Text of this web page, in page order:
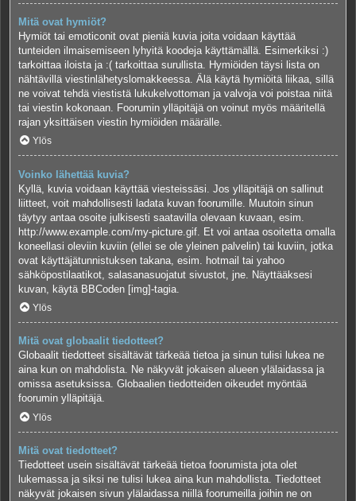
Mitä ovat hymiöt?
Hymiöt tai emoticonit ovat pieniä kuvia joita voidaan käyttää
tunteiden ilmaisemiseen lyhyitä koodeja käyttämällä. Esimerkiksi :)
tarkoittaa iloista ja :( tarkoittaa surullista. Hymiöiden täysi lista on
nähtävillä viestinlähetyslomakkeessa. Älä käytä hymiöitä liikaa, sillä
ne voivat tehdä viestistä lukukelvottoman ja valvoja voi poistaa niitä
tai viestin kokonaan. Foorumin ylläpitäjä on voinut myös määritellä
rajan yksittäisen viestin hymiöiden määrälle.
Ylös
Voinko lähettää kuvia?
Kyllä, kuvia voidaan käyttää viesteissäsi. Jos ylläpitäjä on sallinut
liitteet, voit mahdollisesti ladata kuvan foorumille. Muutoin sinun
täytyy antaa osoite julkisesti saatavilla olevaan kuvaan, esim.
http://www.example.com/my-picture.gif. Et voi antaa osoitetta omalla
koneellasi oleviin kuviin (ellei se ole yleinen palvelin) tai kuviin, jotka
ovat käyttäjätunnistuksen takana, esim. hotmail tai yahoo
sähköpostilaatikot, salasanasuojatut sivustot, jne. Näyttääksesi
kuvan, käytä BBCoden [img]-tagia.
Ylös
Mitä ovat globaalit tiedotteet?
Globaalit tiedotteet sisältävät tärkeää tietoa ja sinun tulisi lukea ne
aina kun on mahdolista. Ne näkyvät jokaisen alueen ylälaidassa ja
omissa asetuksissa. Globaalien tiedotteiden oikeudet myöntää
foorumin ylläpitäjä.
Ylös
Mitä ovat tiedotteet?
Tiedotteet usein sisältävät tärkeää tietoa foorumista jota olet
lukemassa ja siksi ne tulisi lukea aina kun mahdollista. Tiedotteet
näkyvät jokaisen sivun ylälaidassa niillä foorumeilla joihin ne on